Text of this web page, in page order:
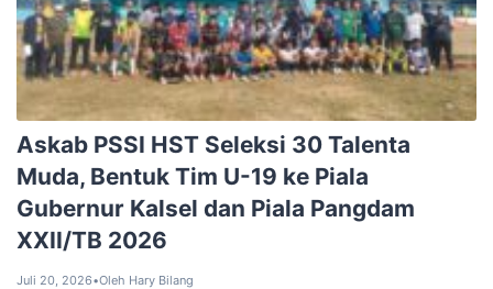
‎Askab PSSI HST Seleksi 30 ‎Talenta
Muda, Bentuk Tim U-19 ‎ke Piala
Gubernur Kalsel dan ‎Piala Pangdam
XXII/TB 2026
Juli 20, 2026•Oleh Hary Bilang